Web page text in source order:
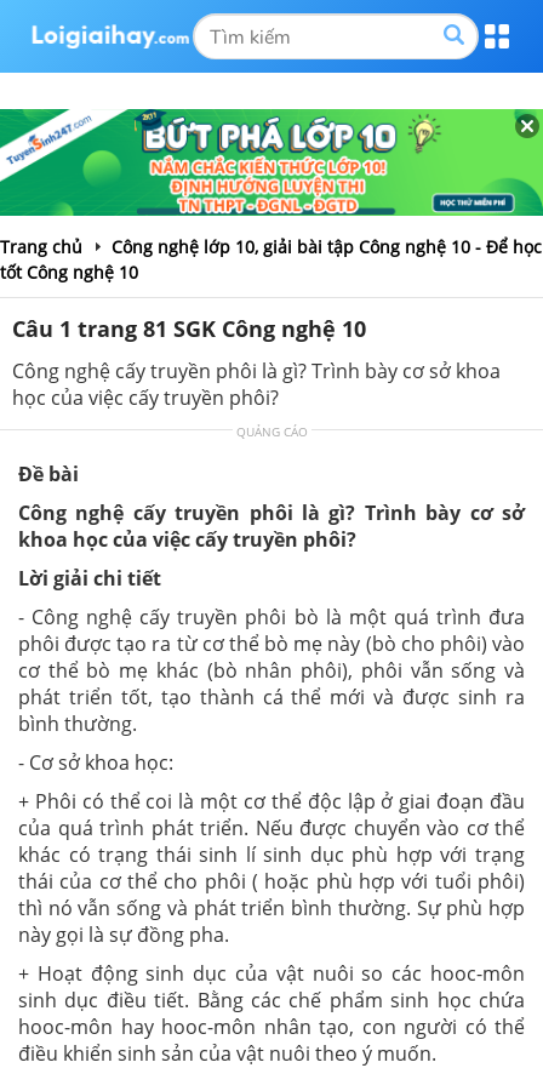
Trang chủ
Công nghệ lớp 10, giải bài tập Công nghệ 10 - Để học
tốt Công nghệ 10
Câu 1 trang 81 SGK Công nghệ 10
Công nghệ cấy truyền phôi là gì? Trình bày cơ sở khoa
học của việc cấy truyền phôi?
QUẢNG CÁO
Đề bài
Công nghệ cấy truyền phôi là gì? Trình bày cơ sở
khoa học của việc cấy truyền phôi?
Lời giải chi tiết
- Công nghệ cấy truyền phôi bò là một quá trình đưa
phôi được tạo ra từ cơ thể bò mẹ này (bò cho phôi) vào
cơ thể bò mẹ khác (bò nhân phôi), phôi vẫn sống và
phát triển tốt, tạo thành cá thể mới và được sinh ra
bình thường.
- Cơ sở khoa học:
+ Phôi có thể coi là một cơ thể độc lập ở giai đoạn đầu
của quá trình phát triển. Nếu được chuyển vào cơ thể
khác có trạng thái sinh lí sinh dục phù hợp với trạng
thái của cơ thể cho phôi ( hoặc phù hợp với tuổi phôi)
thì nó vẫn sống và phát triển bình thường. Sự phù hợp
này gọi là sự đồng pha.
+ Hoạt động sinh dục của vật nuôi so các hooc-môn
sinh dục điều tiết. Bằng các chế phẩm sinh học chứa
hooc-môn hay hooc-môn nhân tạo, con người có thể
điều khiển sinh sản của vật nuôi theo ý muốn.